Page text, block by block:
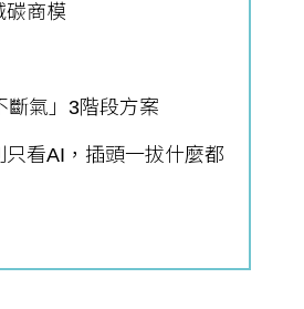
碳商模
斷氣」3階段方案
看AI，插頭一拔什麼都